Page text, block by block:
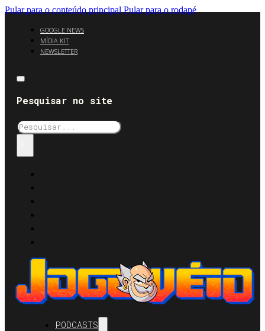
Pular para o conteúdo principal Pular para o rodapé
GOOGLE NEWS
MÍDIA KIT
NEWSLETTER
Pesquisar no site
Pesquisar
PODCASTS